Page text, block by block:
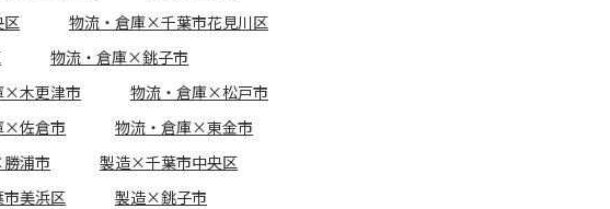
区
物流・倉庫×千葉市花見川区
物流・倉庫×銚子市
×木更津市
物流・倉庫×松戸市
×佐倉市
物流・倉庫×東金市
浦市
製造×千葉市中央区
美浜区
製造×銚子市